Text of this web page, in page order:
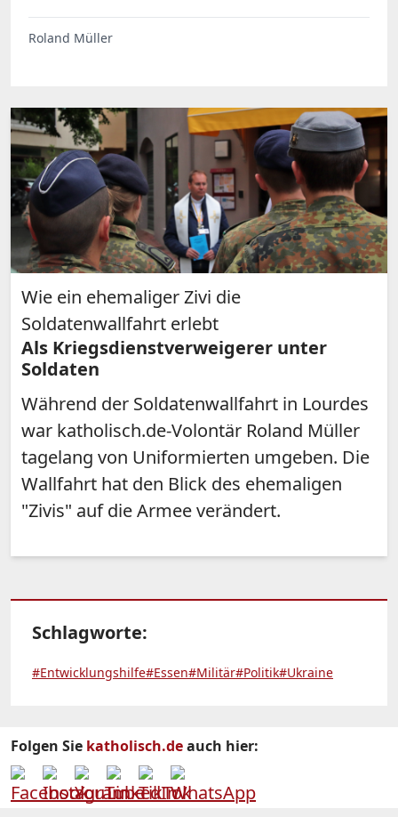
Roland Müller
Wie ein ehemaliger Zivi die
Soldatenwallfahrt erlebt
Als Kriegsdienstverweigerer unter
Soldaten
Während der Soldatenwallfahrt in Lourdes
war katholisch.de-Volontär Roland Müller
tagelang von Uniformierten umgeben. Die
Wallfahrt hat den Blick des ehemaligen
"Zivis" auf die Armee verändert.
Schlagworte:
#Entwicklungshilfe#Essen#Militär#Politik#Ukraine
Folgen Sie katholisch.deauch hier: